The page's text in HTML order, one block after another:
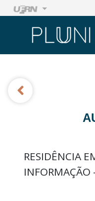
RESIDÊNCIA
INFORMAÇÃO